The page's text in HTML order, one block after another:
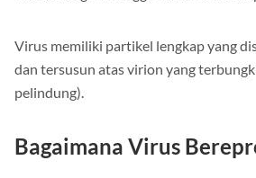
Virus memiliki partikel lengkap yang
dan tersusun atas virion yang
pelindung).
Bagaimana Virus